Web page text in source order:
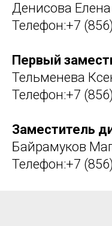
Денисова
Телефон:+7
Первый
Тельменева
Телефон:+7
Заместитель
Байрамуков
Телефон:+7